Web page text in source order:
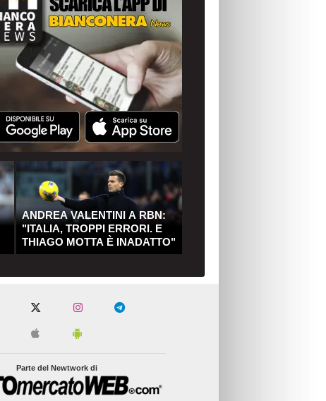
ANDREA VALENTINI A RBN:
"ITALIA, TROPPI ERRORI. E
THIAGO MOTTA È INADATTO"
Parte del Newtwork di